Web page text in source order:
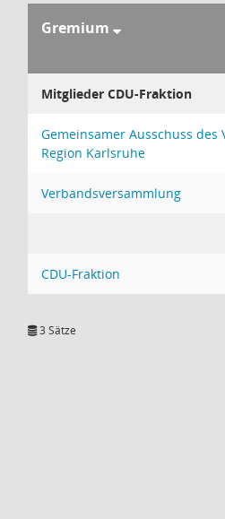
Gremium
Mitglieder CDU-Fraktion
Gemeinsamer Ausschuss
Region Karlsruhe
Verbandsversammlung
CDU-Fraktion
3 Sätze